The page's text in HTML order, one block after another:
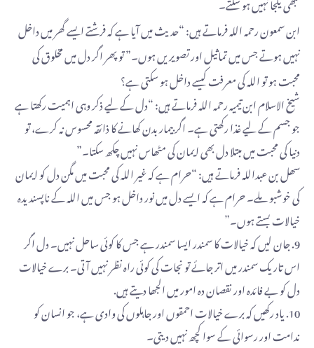
ابن سمعون رحمه الله فرماتے ہیں: “حدیث میں آیا ہے کہ فرشتے ایسے گھر میں داخل
نہیں ہوتے جس میں تماثیل اور تصویریں ہوں۔” تو پھر اگر دل میں مخلوق کی
محبت ہو تو اللہ کی معرفت کیسے داخل ہو سکتی ہے؟
شیخ الاسلام ابن تیمیہ رحمه الله فرماتے ہیں: “دل کے لیے ذکر وہی اہمیت رکھتا ہے
جو جسم کے لیے غذا رکھتی ہے۔ اگر بیمار بدن کھانے کا ذائقہ محسوس نہ کرے، تو
دنیا کی محبت میں مبتلا دل بھی ایمان کی مٹھاس نہیں چکھ سکتا۔”
سھل بن عبداللہ فرماتے ہیں: “حرام ہے کہ غیر اللہ کی محبت میں مگن دل کو ایمان
کی خوشبو ملے۔ حرام ہے کہ ایسے دل میں نور داخل ہو جس میں اللہ کے ناپسندیدہ
خیالات بستے ہوں۔”
9. جان لیں کہ خیالات کا سمندر ایسا سمندر ہے جس کا کوئی ساحل نہیں۔ دل اگر
اس تاریک سمندر میں اتر جائے تو نجات کی کوئی راہ نظر نہیں آتی۔ برے خیالات
دل کو بے فائدہ اور نقصان دہ امور میں الجھا دیتے ہیں.
10. یاد رکھیں کہ برے خیالات احمقوں اور جاہلوں کی وادی ہے، جو انسان کو
ندامت اور رسوائی کے سوا کچھ نہیں دیتی۔